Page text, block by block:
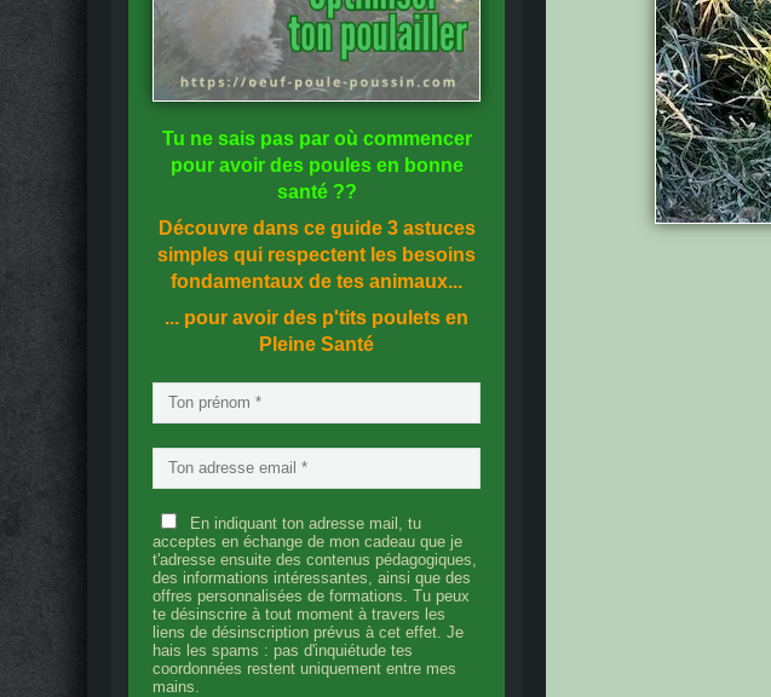
Tu ne sais pas par où commencer
pour avoir des poules en bonne
santé??
Découvre dans ce guide 3 astuces
simples qui respectent les besoins
fondamentaux de tes animaux...
... pour avoir des p'tits poulets en
Pleine Santé
En indiquant ton adresse mail, tu
acceptes en échange de mon cadeau que je
t'adresse ensuite des contenus pédagogiques,
des informations intéressantes, ainsi que des
offres personnalisées de formations. Tu peux
te désinscrire à tout moment à travers les
liens de désinscription prévus à cet effet. Je
hais les spams : pas d'inquiétude tes
coordonnées restent uniquement entre mes
mains.